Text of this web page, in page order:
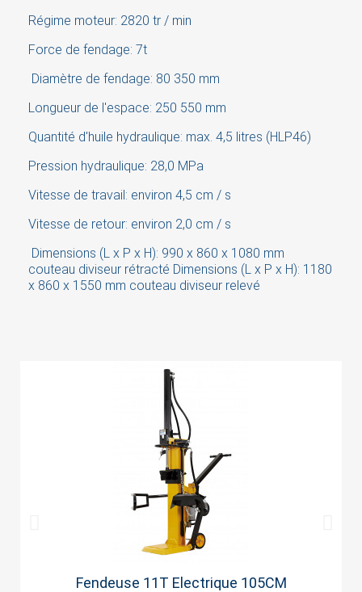
Régime moteur: 2820 tr / min
Force de fendage: 7t
Diamètre de fendage: 80 350 mm
Longueur de l'espace: 250 550 mm
Quantité d'huile hydraulique: max. 4,5 litres (HLP46)
Pression hydraulique: 28,0 MPa
Vitesse de travail: environ 4,5 cm / s
Vitesse de retour: environ 2,0 cm / s
Dimensions (L x P x H): 990 x 860 x 1080 mm
couteau diviseur rétracté Dimensions (L x P x H): 1180
x 860 x 1550 mm couteau diviseur relevé
Aperçu rapide
Fendeuse 11T Electrique 105CM
Cancel